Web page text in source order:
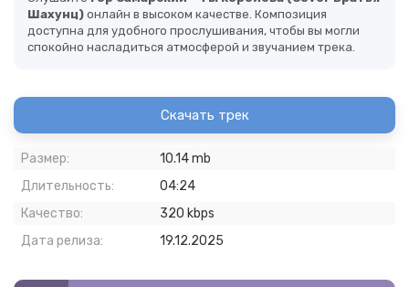
Шахунц) онлайн в высоком качестве. Композиция
доступна для удобного прослушивания, чтобы вы могли
спокойно насладиться атмосферой и звучанием трека.
Скачать трек
Размер:
10.14 mb
Длительность:
04:24
Качество:
320 kbps
Дата релиза:
19.12.2025